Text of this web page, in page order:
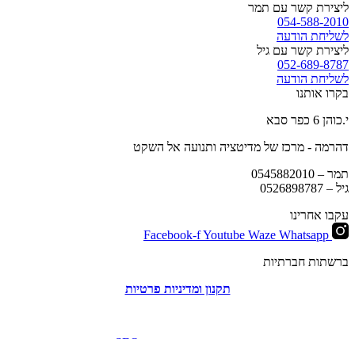
ליצירת קשר עם תמר
054-588-2010
לשליחת הודעה
ליצירת קשר עם גיל
052-689-8787
לשליחת הודעה
בקרו אותנו
י.כוהן 6 כפר סבא
דהרמה - מרכז של מדיטציה ותנועה אל השקט
תמר – 0545882010
גיל – 0526898787
עקבו אחרינו
Facebook-fYoutube Waze Whatsapp
ברשתות חברתיות
תקנון ומדיניות פרטיות